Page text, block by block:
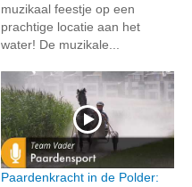
muzikaal feestje op een
prachtige locatie aan het
water! De muzikale...
Paardenkracht in de Polder: